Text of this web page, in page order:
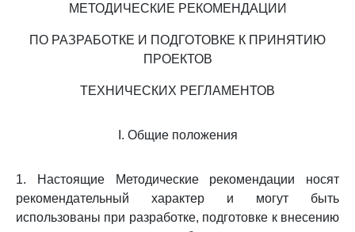
МЕТОДИЧЕСКИЕ РЕКОМЕНДАЦИИ
ПО РАЗРАБОТКЕ И ПОДГОТОВКЕ К ПРИНЯТИЮ
ПРОЕКТОВ
ТЕХНИЧЕСКИХ РЕГЛАМЕНТОВ
I. Общие положения
1. Настоящие Методические рекомендации носят
рекомендательный характер и могут быть
использованы при разработке, подготовке к внесению